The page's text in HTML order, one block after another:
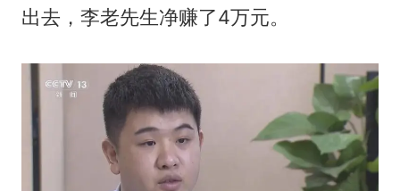
出去，李老先生净赚了4万元。